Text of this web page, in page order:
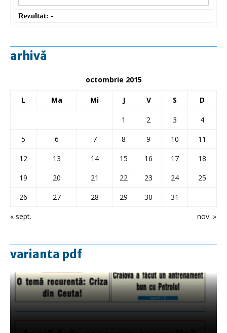
Rezultat: -
arhivă
octombrie 2015
L Ma Mi J V S D
« sept. nov. »
1 2 3
4
5
6 7 8 9 10
11
12
13 14 15 16 17
18
19
20 21 22 23 24
25
26
27 28 29 30 31
varianta pdf